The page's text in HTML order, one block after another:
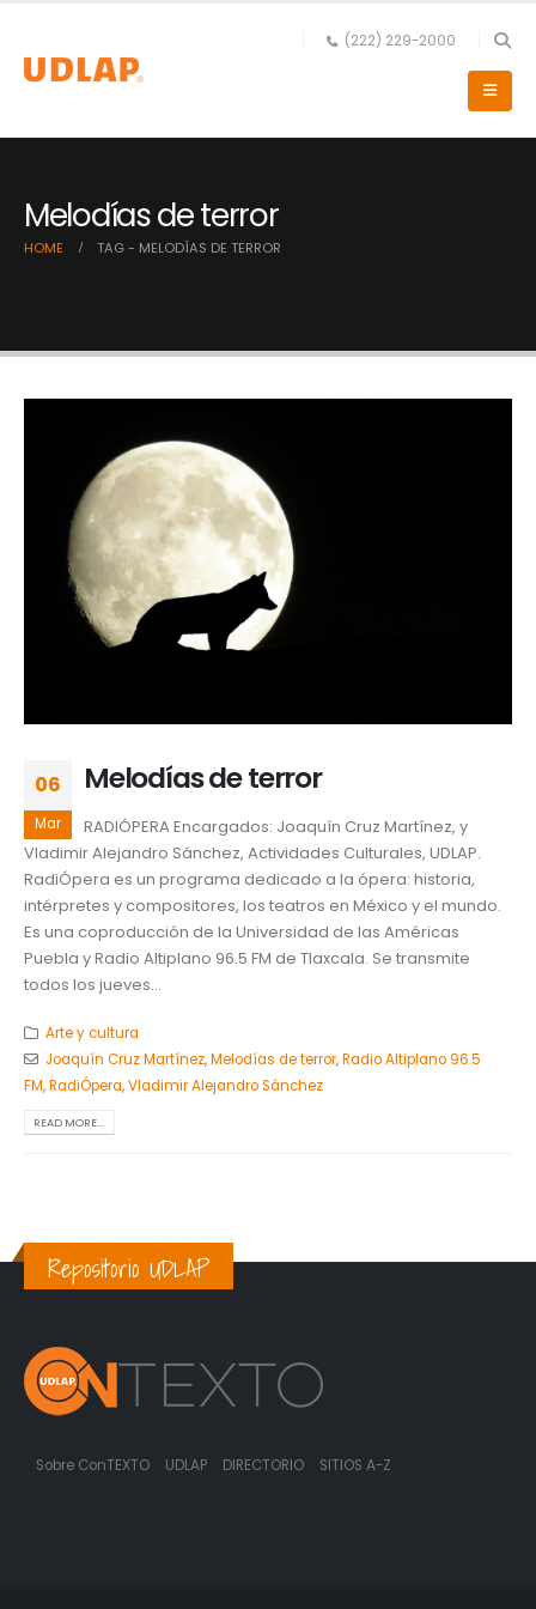
(222) 229-2000
Melodías de terror
HOME TAG - MELODÍAS DE TERROR
06
Mar
Melodías de terror
RADIÓPERA Encargados: Joaquín Cruz Martínez, y
Vladimir Alejandro Sánchez, Actividades Culturales, UDLAP.
RadiÓpera es un programa dedicado a la ópera: historia,
intérpretes y compositores, los teatros en México y el mundo.
Es una coproducción de la Universidad de las Américas
Puebla y Radio Altiplano 96.5 FM de Tlaxcala. Se transmite
todos los jueves...
Arte y cultura
Joaquín Cruz Martínez,Melodías de terror,Radio Altiplano 96.5
FM,RadiÓpera,Vladimir Alejandro Sánchez
READ MORE...
Repositorio UDLAP
Sobre ConTEXTO UDLAP DIRECTORIO SITIOS A-Z